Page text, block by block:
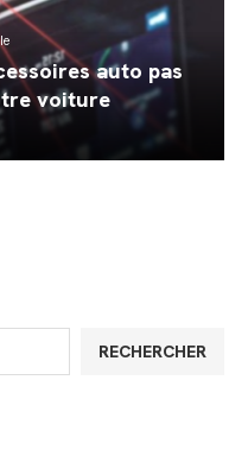
auto pas
voiture
RECHERCHER